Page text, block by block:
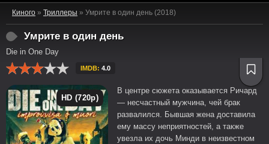
Киного » Триллеры » Умрите в один день (2018)
Умрите в один день
Die in One Day
IMDB: 4.0
HD (720p)
В центре сюжета оказывается Ричард
— несчастный мужчина, чей брак
развалился. Бывшая жена доставила
ему массу неприятностей, а также
увезла их дочь Минди в неизвестном